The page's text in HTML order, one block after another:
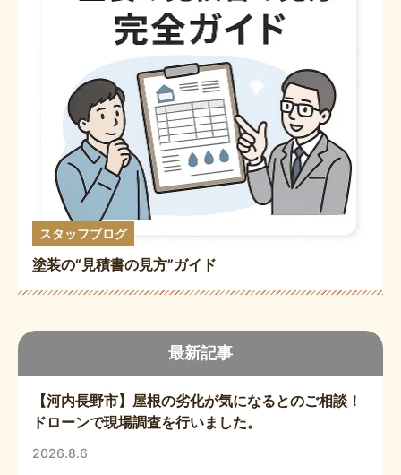
最新記事
【河内長野市】屋根の劣化が気になるとのご相談！
ドローンで現場調査を行いました。
2026.8.6
スタッフブログ
塗装の“見積書の見方”ガイド